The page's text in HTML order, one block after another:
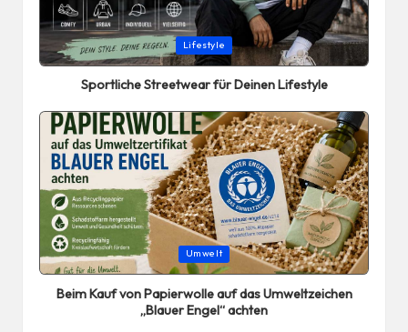
Posted
in
Lifestyle
Sportliche Streetwear für Deinen Lifestyle
Posted
in
Umwelt
Beim Kauf von Papierwolle auf das Umweltzeichen
„Blauer Engel“ achten